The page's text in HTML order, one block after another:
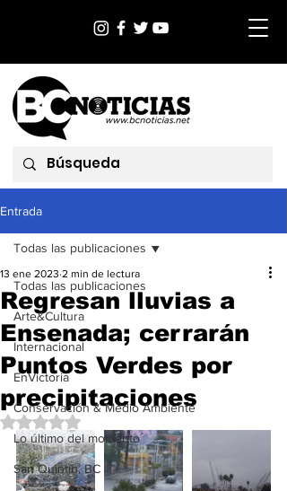
Entrada
Todas las publicaciones
Arte&Cultura
Internacional
EnVictoria
Conservación & Medio Ambiente
Lo último del momento
San Quintín, BC
Todas las publicaciones
Regresan lluvias a
Ensenada; cerrarán
Puntos Verdes por
precipitaciones
13 ene 2023 2 min de lectura
Obtuvo NaN de 5 estrellas.